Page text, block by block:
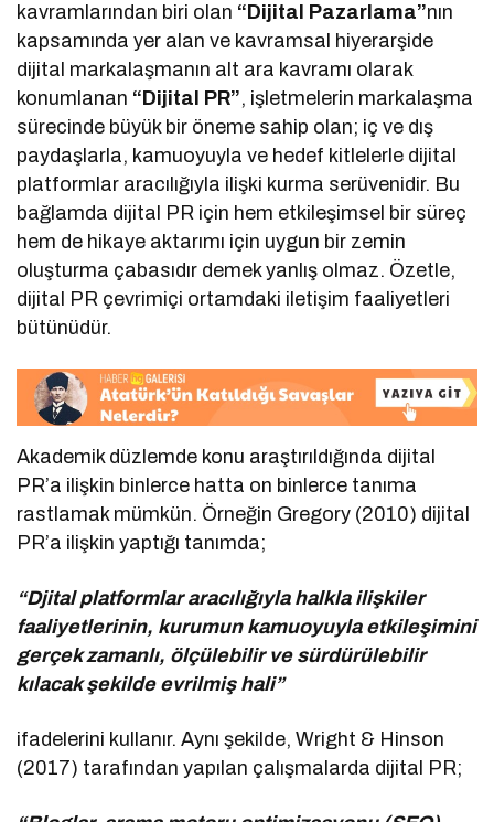
kavramlarından biri olan “Dijital Pazarlama”nın
kapsamında yer alan ve kavramsal hiyerarşide
dijital markalaşmanın alt ara kavramı olarak
konumlanan “Dijital PR”, işletmelerin markalaşma
sürecinde büyük bir öneme sahip olan; iç ve dış
paydaşlarla, kamuoyuyla ve hedef kitlelerle dijital
platformlar aracılığıyla ilişki kurma serüvenidir. Bu
bağlamda dijital PR için hem etkileşimsel bir süreç
hem de hikaye aktarımı için uygun bir zemin
oluşturma çabasıdır demek yanlış olmaz. Özetle,
dijital PR çevrimiçi ortamdaki iletişim faaliyetleri
bütünüdür.
Akademik düzlemde konu araştırıldığında dijital
PR’a ilişkin binlerce hatta on binlerce tanıma
rastlamak mümkün. Örneğin Gregory (2010) dijital
PR’a ilişkin yaptığı tanımda;
“Djital platformlar aracılığıyla halkla ilişkiler
faaliyetlerinin, kurumun kamuoyuyla etkileşimini
gerçek zamanlı, ölçülebilir ve sürdürülebilir
kılacak şekilde evrilmiş hali”
ifadelerini kullanır. Aynı şekilde, Wright & Hinson
(2017) tarafından yapılan çalışmalarda dijital PR;